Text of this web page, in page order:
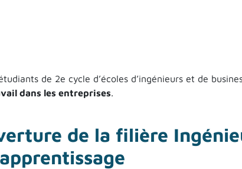
de 2e cycle d’écoles d’ingénieurs et de
dans les entreprises.
SPIEQ participent au « Health at Work Challenge »
de la filière